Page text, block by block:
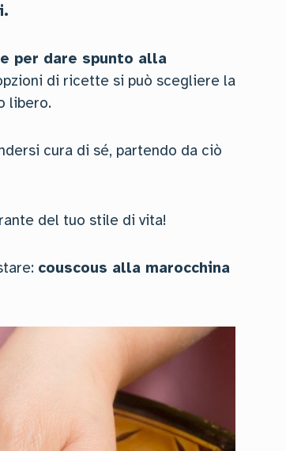
per dare spunto alla
di ricette si può scegliere la
libero.
cura di sé, partendo da ciò
del tuo stile di vita!
couscous alla marocchina